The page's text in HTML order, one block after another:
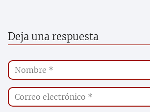
Deja una respuesta